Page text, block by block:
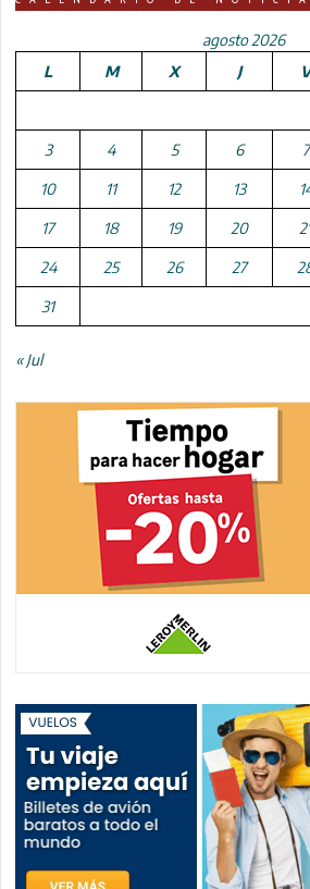
agosto 2026
L
M X J
3 4 5 6 7
10 11 12 13
17 18 19 20
24 25 26 27
31
« Jul